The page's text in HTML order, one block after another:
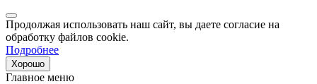
Продолжая использовать наш сайт, вы даете согласие на
обработку файлов cookie.
Подробнее
Хорошо
Главное меню